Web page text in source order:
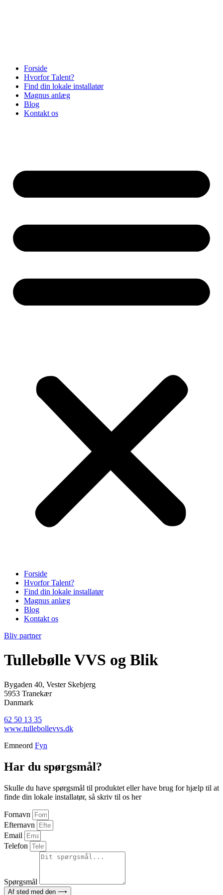
Forside
Hvorfor Talent?
Find din lokale installatør
Magnus anlæg
Blog
Kontakt os
Forside
Hvorfor Talent?
Find din lokale installatør
Magnus anlæg
Blog
Kontakt os
Bliv partner
Tullebølle VVS og Blik
Bygaden 40, Vester Skebjerg
5953 Tranekær
Danmark
62 50 13 35
www.tullebollevvs.dk
Emneord Fyn
Har du spørgsmål?
Skulle du have spørgsmål til produktet eller have brug for hjælp til at
finde din lokale installatør, så skriv til os her
Fornavn
Efternavn
Email
Telefon
Spørgsmål
Af sted med den ⟶